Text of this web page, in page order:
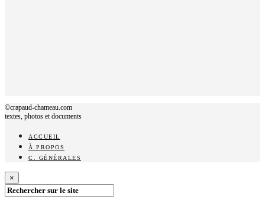
©crapaud-chameau.com
textes, photos et documents
ACCUEIL
À PROPOS
C. GÉNÉRALES
×